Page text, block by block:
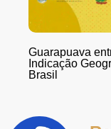
Guarapuava
Indicação
Brasil